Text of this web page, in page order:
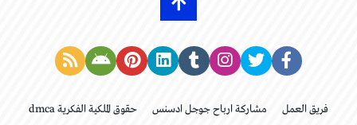
فريق العمل مشاركة ارباح جوجل ادسنس حقوق الملكية الفكرية dmca